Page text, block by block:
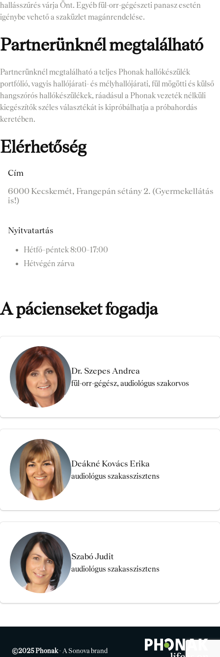
hallásszűrés várja Önt. Egyéb fül-orr-gégészeti panasz esetén
igénybe vehető a szaküzlet magánrendelése.
Partnerünknél megtalálható
Partnerünknél megtalálható a teljes Phonak hallókészülék
portfólió, vagyis hallójárati- és mélyhallójárati, fül mögötti és külső
hangszórós hallókészülékek, ráadásul a Phonak vezeték nélküli
kiegészítők széles választékát is kipróbálhatja a próbahordás
keretében.
Elérhetőség
Cím
6000 Kecskemét, Frangepán sétány 2. (Gyermekellátás
is!)
Nyitvatartás
Hétfő–péntek 8:00–17:00
Hétvégén zárva
A pácienseket fogadja
Dr. Szepes Andrea
fül-orr-gégész, audiológus szakorvos
Deákné Kovács Erika
audiológus szakasszisztens
Szabó Judit
audiológus szakasszisztens
©2025 Phonak- A Sonova brand